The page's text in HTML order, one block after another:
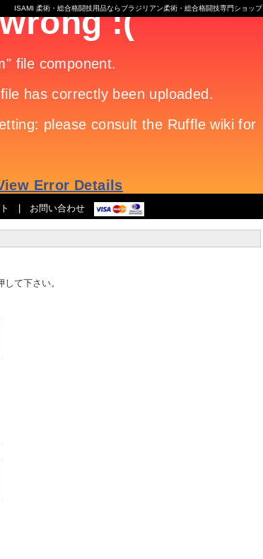
ISAMI 柔術・総合格闘技用品ならブラジリアン柔術・総合格闘技専門ショップ
お問い合わせ
て下さい。